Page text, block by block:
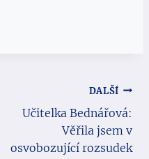
DALŠÍ
Učitelka Bednářová:
Věřila jsem v
osvobozující rozsudek